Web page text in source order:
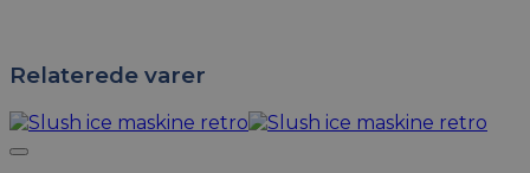
Relaterede varer